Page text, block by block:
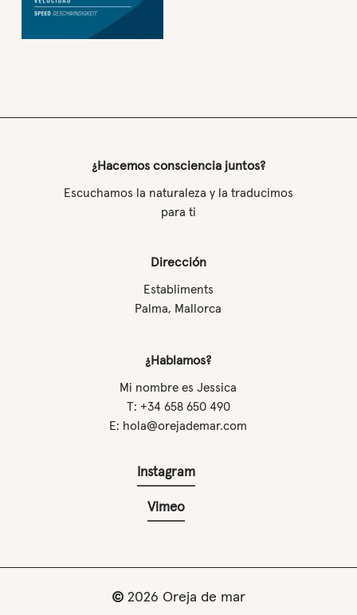
¿Hacemos consciencia juntos?
Escuchamos la naturaleza y la traducimos
para ti
Dirección
Establiments
Palma, Mallorca
¿Hablamos?
Mi nombre es Jessica
T: +34 658 650 490
E: hola@orejademar.com
Instagram
Vimeo
© 2026 Oreja de mar